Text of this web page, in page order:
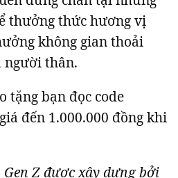
thưởng thức hương vị
không gian thoải
người thân.
tặng bạn đọc code
đến 1.000.000 đồng khi
Z được xây dựng bởi